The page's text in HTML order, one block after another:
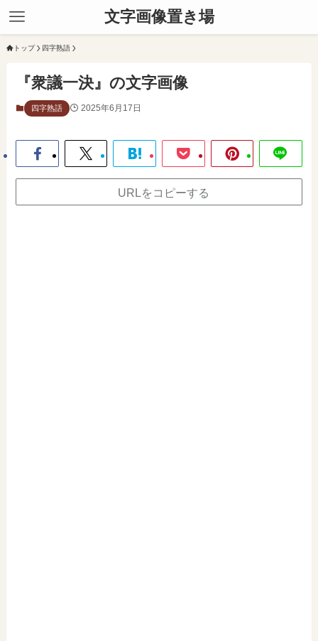
文字画像置き場
トップ 四字熟語
『衆議一決』の文字画像
四字熟語 2025年6月17日
URLをコピーする